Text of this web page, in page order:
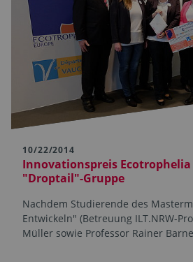
10/22/2014
Innovationspreis Ecotrophelia
"Droptail"-Gruppe
Nachdem Studierende des
Entwickeln" (Betreuung ILT.NRW-
Müller sowie Professor Rainer